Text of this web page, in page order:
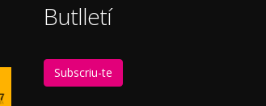
Butlletí
Subscriu-te